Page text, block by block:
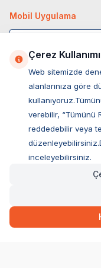
Mobil Uygulama
Müşteri Hizmetleri
Ovacık Mah. Hacıoğlu
Müşteri Destek Hattı
Çerez Kullanımı
Web sitemizde
alanlarınıza göre
verebilir, “Tümünü
reddedebilir veya
inceleyebilirsiniz.